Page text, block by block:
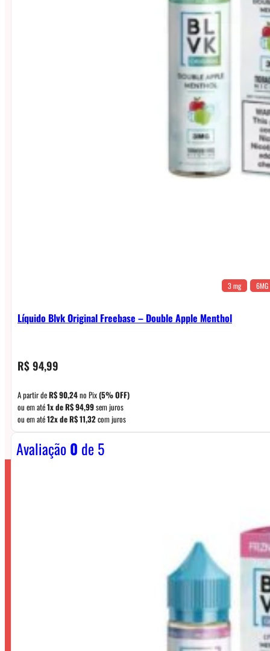
3 mg 6MG
Líquido Blvk Original Freebase – Double Apple Menthol
R$94,99
A partir deR$90,24no Pix(5% OFF)
ou em até1x deR$94,99sem juros
ou em até12x deR$11,32com juros
Avaliação0 de 5